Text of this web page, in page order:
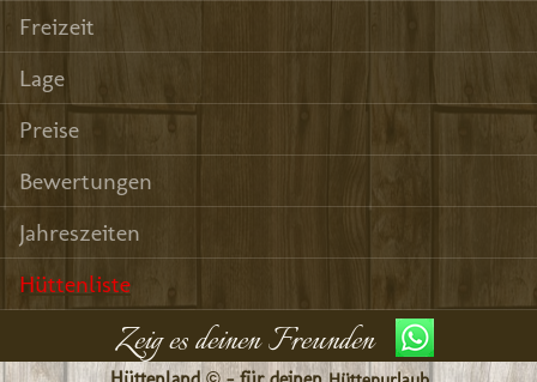
Freizeit
Lage
Preise
Bewertungen
Jahreszeiten
Hüttenliste
Zeig es deinen Freunden